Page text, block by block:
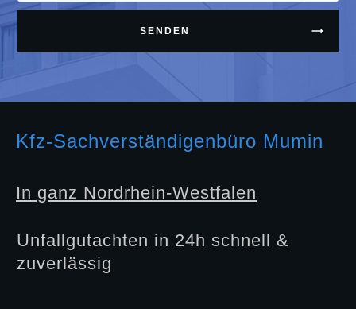
SENDEN
Kfz-Sachverständigenbüro Mumin
In ganz Nordrhein-Westfalen
Unfallgutachten in 24h schnell &
zuverlässig